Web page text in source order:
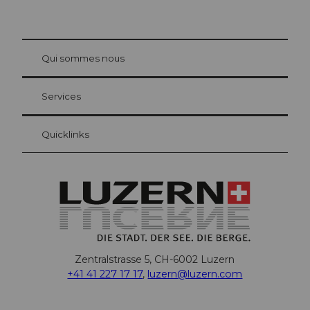
Carte d’hôte Lucerne
Vos avantages en tant qu'hôte pour la nuit
at Bre
Qui sommes nous
Services
Quicklinks
Zentralstrasse 5, CH-6002 Luzern
+41 41 227 17 17, luzern@luzern.com